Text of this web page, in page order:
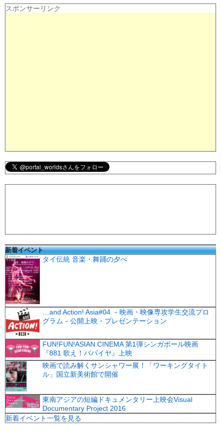
スポンサーリンク
新着イベント
タイ伝統 音楽・舞踊の夕べ
…and Action! Asia#04 －映画・映像専攻学生交流プロ
グラム－公開上映・プレゼンテーション
FUN!FUN!ASIAN CINEMA 第1弾シンガポール映画
『881 歌え！パパイヤ』上映
映画で読み解くサンシャワー展！「ワーキングタイト
ル」国立新美術館で開催
東南アジアの短編ドキュメンタリー上映会Visual
Documentary Project 2016
新着イベント一覧を見る